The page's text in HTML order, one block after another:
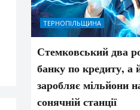
ТЕРНОПІЛЬЩИНА
Стемковський два
банку по кредиту, а
заробляє мільйони
сонячній станції